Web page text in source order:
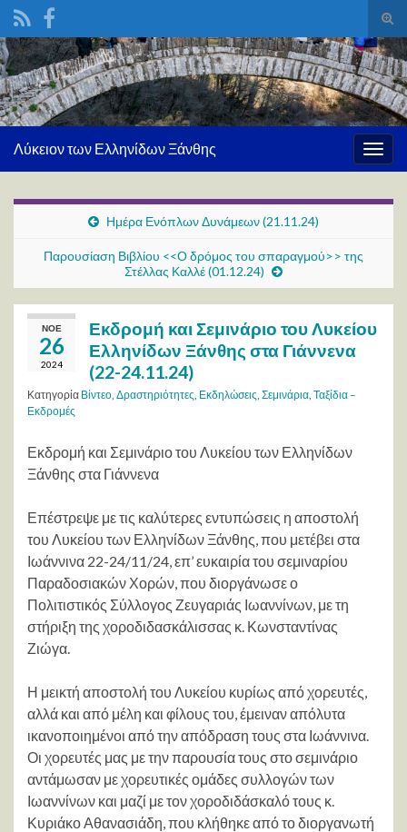
Search for:
Λύκειον των Ελληνίδων Ξάνθης
Ημέρα Ενόπλων Δυνάμεων (21.11.24)
Παρουσίαση Βιβλίου <<Ο δρόμος του σπαραγμού>> της
Στέλλας Καλλέ (01.12.24)
ΝΟΈ
26
2024
Εκδρομή και Σεμινάριο του Λυκείου
Ελληνίδων Ξάνθης στα Γιάννενα
(22-24.11.24)
Κατηγορία Βίντεο, Δραστηριότητες, Εκδηλώσεις, Σεμινάρια, Ταξίδια –
Εκδρομές
Εκδρομή και Σεμινάριο του Λυκείου των Ελληνίδων
Ξάνθης στα Γιάννενα
Επέστρεψε με τις καλύτερες εντυπώσεις η αποστολή
του Λυκείου των Ελληνίδων Ξάνθης, που μετέβει στα
Ιωάννινα 22-24/11/24, επ’ ευκαιρία του σεμιναρίου
Παραδοσιακών Χορών, που διοργάνωσε ο
Πολιτιστικός Σύλλογος Ζευγαριάς Ιωαννίνων, με τη
στήριξη της χοροδιδασκάλισσας κ. Κωνσταντίνας
Ζιώγα.
Η μεικτή αποστολή του Λυκείου κυρίως από χορευτές,
αλλά και από μέλη και φίλους του, έμειναν απόλυτα
ικανοποιημένοι από την απόδραση τους στα Ιωάννινα.
Οι χορευτές μας με την παρουσία τους στο σεμινάριο
αντάμωσαν με χορευτικές ομάδες συλλογών των
Ιωαννίνων και μαζί με τον χοροδιδάσκαλό τους κ.
Κυριάκο Αθανασιάδη, που κλήθηκε από το διοργανωτή